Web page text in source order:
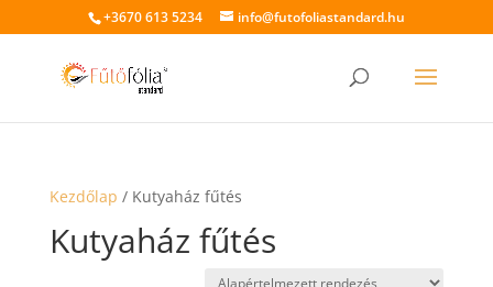
+3670 613 5234 info@futofoliastandard.hu
Kezdőlap / Kutyaház fűtés
Kutyaház fűtés